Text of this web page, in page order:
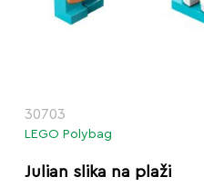
30703
LEGO Polybag
Julian slika na plaži